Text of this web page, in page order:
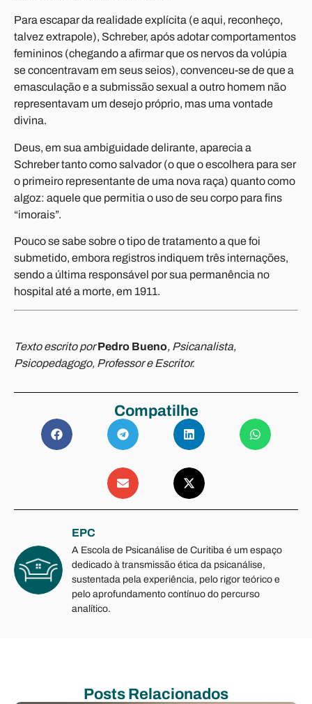
Para escapar da realidade explícita (e aqui, reconheço,
talvez extrapole), Schreber, após adotar comportamentos
femininos (chegando a afirmar que os nervos da volúpia
se concentravam em seus seios), convenceu-se de que a
emasculação e a submissão sexual a outro homem não
representavam um desejo próprio, mas uma vontade
divina.
Deus, em sua ambiguidade delirante, aparecia a
Schreber tanto como salvador (o que o escolhera para ser
o primeiro representante de uma nova raça) quanto como
algoz: aquele que permitia o uso de seu corpo para fins
“imorais”.
Pouco se sabe sobre o tipo de tratamento a que foi
submetido, embora registros indiquem três internações,
sendo a última responsável por sua permanência no
hospital até a morte, em 1911.
Texto escrito porPedro Bueno, Psicanalista,
Psicopedagogo, Professor e Escritor.
Compatilhe
EPC
A Escola de Psicanálise de Curitiba é um espaço
dedicado à transmissão ética da psicanálise,
sustentada pela experiência, pelo rigor teórico e
pelo aprofundamento contínuo do percurso
analítico.
Posts Relacionados